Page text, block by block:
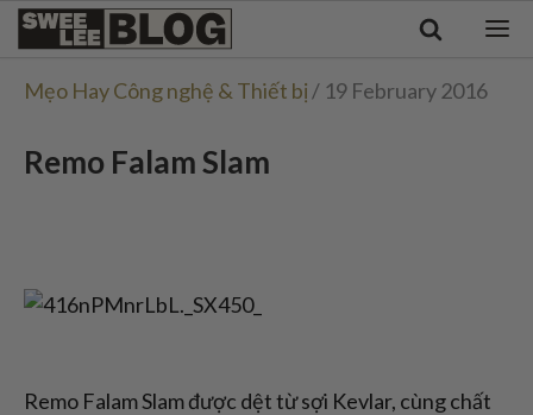
Singapore
Malaysia
Tiếng Việt
Swee
Blog
Mẹo Hay Công nghệ & Thiết bị / 19 February 2016
Remo Falam Slam
Remo Falam Slam được dệt từ sợi Kevlar, cùng chất